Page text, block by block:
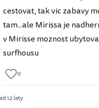
cestovat, tak vic zabavy
tam...ale Mirissa je
v Mirisse moznost
surfhousu
0
12 lety